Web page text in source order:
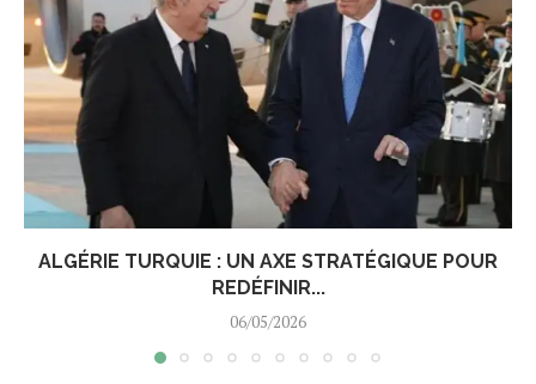
ALGÉRIE TURQUIE : UN AXE STRATÉGIQUE POUR
REDÉFINIR...
06/05/2026